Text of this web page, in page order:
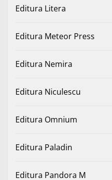
Editura Litera
Editura Meteor Press
Editura Nemira
Editura Niculescu
Editura Omnium
Editura Paladin
Editura Pandora M